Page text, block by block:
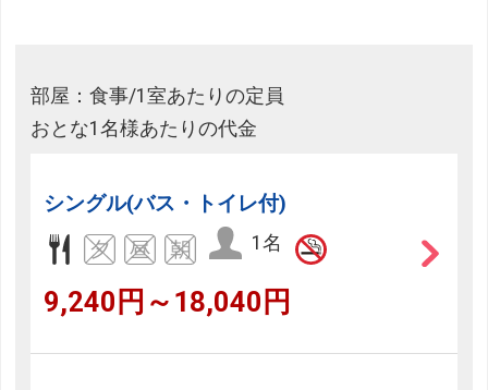
部屋：食事/1室あたりの定員
おとな1名様あたりの代金
シングル(バス・トイレ付)
1名
9,240円～18,040円